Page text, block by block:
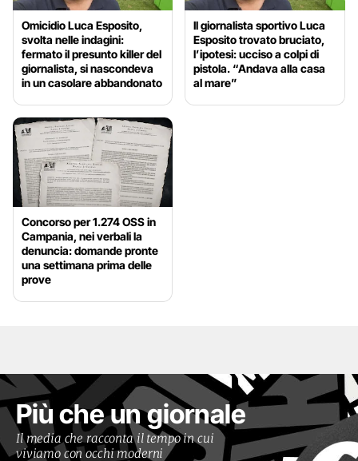
Omicidio Luca Esposito,
svolta nelle indagini:
fermato il presunto killer del
giornalista, si nascondeva
in un casolare abbandonato
Il giornalista sportivo Luca
Esposito trovato bruciato,
l’ipotesi: ucciso a colpi di
pistola. “Andava alla casa
al mare”
Concorso per 1.274 OSS in
Campania, nei verbali la
denuncia: domande pronte
una settimana prima delle
prove
Più che un giornale
Il media che racconta il tempo in cui
viviamo con occhi moderni